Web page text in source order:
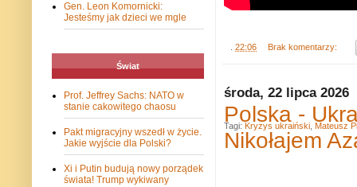
22:06 Brak komentarzy:
środa, 22 lipca 2026
Polska -
Nikołajem
Tagi: Kryzys ukraiński Mateusz
Gen. Leon Komornicki:
Jesteśmy jak dzieci we mgle
Świat
Prof. Jeffrey Sachs: NATO w
stanie cakowitego chaosu
Pakt migracyjny wszedł w życie.
Jakie wyjście dla Polski?
Xi i Putin budują nowy porządek
świata! Trump wykiwany